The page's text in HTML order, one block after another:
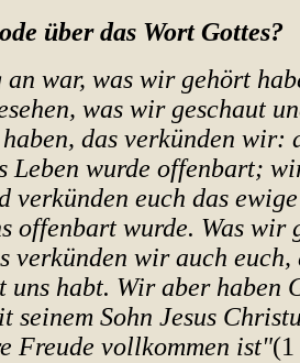
über das Wort Gottes?
an war, was wir gehört
was wir geschaut
das verkünden wir:
Leben wurde offenbart;
verkünden euch das
offenbart wurde. Was wir
verkünden wir auch
uns habt. Wir aber haben
seinem Sohn Jesus
Freude vollkommen ist"(1